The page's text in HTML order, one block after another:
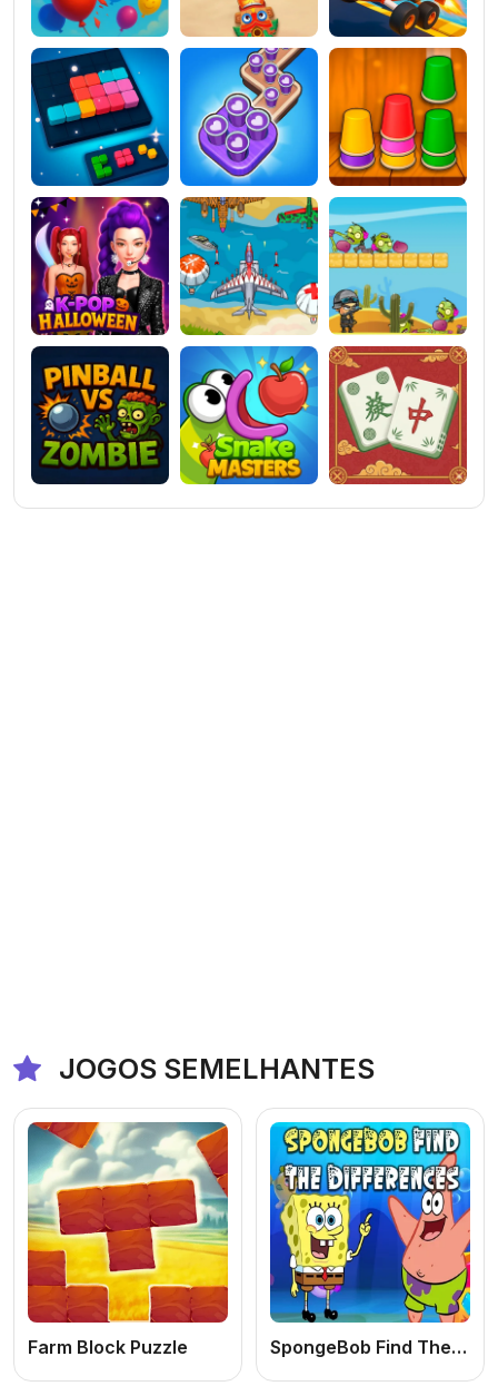
JOGOS SEMELHANTES
Farm Block Puzzle SpongeBob Find The Differences